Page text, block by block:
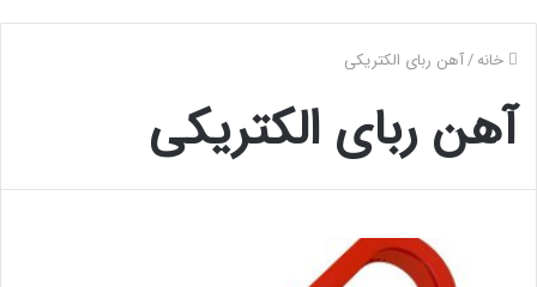
خانه/آهن ربای الکتریکی
آهن ربای الکتریکی